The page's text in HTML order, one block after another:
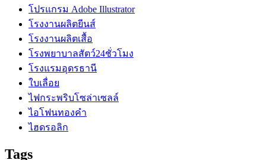
โปรแกรม Adobe Illustrator
โรงงานผลิตยีนส์
โรงงานผลิตเสื้อ
โรงพยาบาลสัตว์24ชั่วโมง
โรงแรมอุดรธานี
ใบเลื่อย
ไฟกระพริบโซล่าเซลล์
ไอโฟนทองคำ
ไฮดรอลิก
Tags